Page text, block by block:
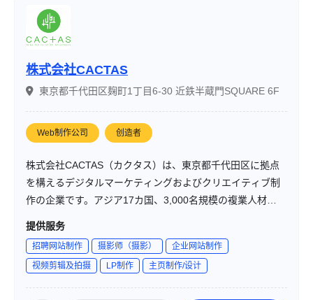
株式会社CACTAS
東京都千代田区麹町1丁目6-30 近鉄半蔵門SQUARE 6F
Web制作公司 创造者
株式会社CACTAS（カクタス）は、東京都千代田区に拠点
を構えるデジタルマーケティングおよびクリエイティブ制
作の企業です。アジア17カ国、3,000名規模の複業人材リソ
ースと、デジタル・クリエイティブ・テクノロジーのノウ
締役の青木英佑氏のもと、動画制作サービス「MOBAL（ム
ーバル）」をはじめ、SNS運用支援、WEB制作、3DCG、
グラフィックデザインなど、幅広いソリューションを提供
提供服务
招聘网站制作 摄影师（摄影）
企业网站制作
视频剪辑及拍摄
LP制作 主页制作/设计